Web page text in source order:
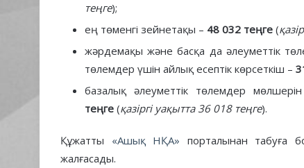
теңге);
ең төменгі зейнетақы – 48 032 теңге (
жәрдемақы және басқа да әлеуметтік
төлемдер үшін айлық есептік көрсеткіш –
базалық әлеуметтік төлемдер
теңге (қазіргі уақытта 36 018 теңге).
Құжатты «Ашық НҚА» порталынан табуға
жалғасады.